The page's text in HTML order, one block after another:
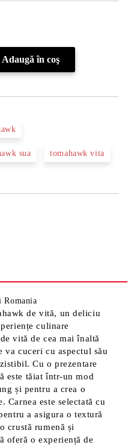
sua tomahawk vita
Romania
de vită, un deliciu
culinare
vită de cea mai înaltă
va cuceri cu aspectul său
Cu o prezentare
este tăiat într-un mod
și pentru a crea o
Carnea este selectată cu
a asigura o textură
crustă rumenă și
oferă o experiență de